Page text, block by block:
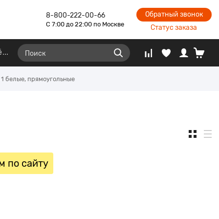
8-800-222-00-66
С 7:00 до 22:00 по Москве
Обратный звонок
Статус заказа
белые, прямоугольные
по сайту